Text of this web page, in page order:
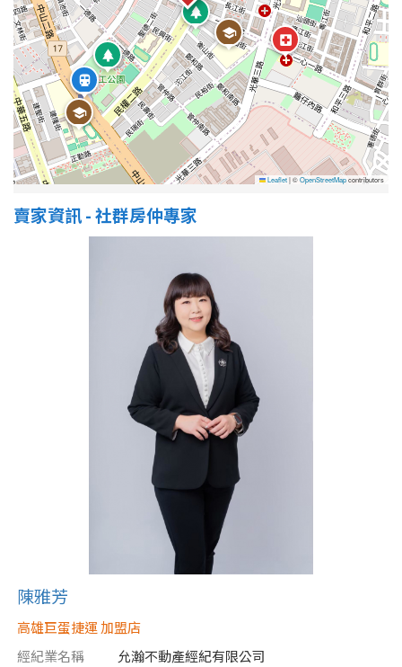
屋齡
不拘
5 年以下
5-10 年 10-20 年
20-30 年 30-40 年
40 年以上
Leaflet|©OpenStreetMapcontributors
賣家資訊 - 社群房仲專家
陳雅芳
高雄巨蛋捷運 加盟店
經紀業名稱
允瀚不動產經紀有限公司